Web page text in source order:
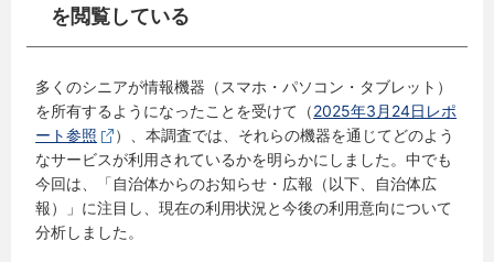
を閲覧している
多くのシニアが情報機器（スマホ・パソコン・タブレット）
を所有するようになったことを受けて（2025年3月24日レポ
ート参照
）、本調査では、それらの機器を通じてどのよう
なサービスが利用されているかを明らかにしました。中でも
今回は、「自治体からのお知らせ・広報（以下、自治体広
報）」に注目し、現在の利用状況と今後の利用意向について
分析しました。